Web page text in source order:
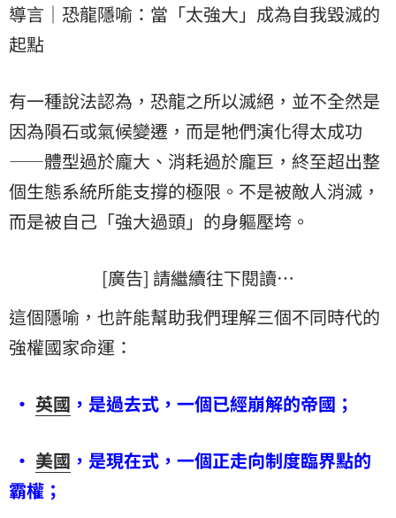
導言｜恐龍隱喻：當「太強大」成為自我毀滅的
起點
有一種說法認為，恐龍之所以滅絕，並不全然是
因為隕石或氣候變遷，而是牠們演化得太成功
——體型過於龐大、消耗過於龐巨，終至超出整
個生態系統所能支撐的極限。不是被敵人消滅，
而是被自己「強大過頭」的身軀壓垮。
[廣告] 請繼續往下閱讀…
這個隱喻，也許能幫助我們理解三個不同時代的
強權國家命運：
• 英國 ，是過去式，一個已經崩解的帝國；
• 美國 ，是現在式，一個正走向制度臨界點的
霸權；